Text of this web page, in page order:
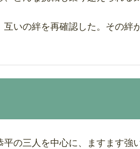
いの絆を再確認した。その絆
の三人を中心に、ますます強